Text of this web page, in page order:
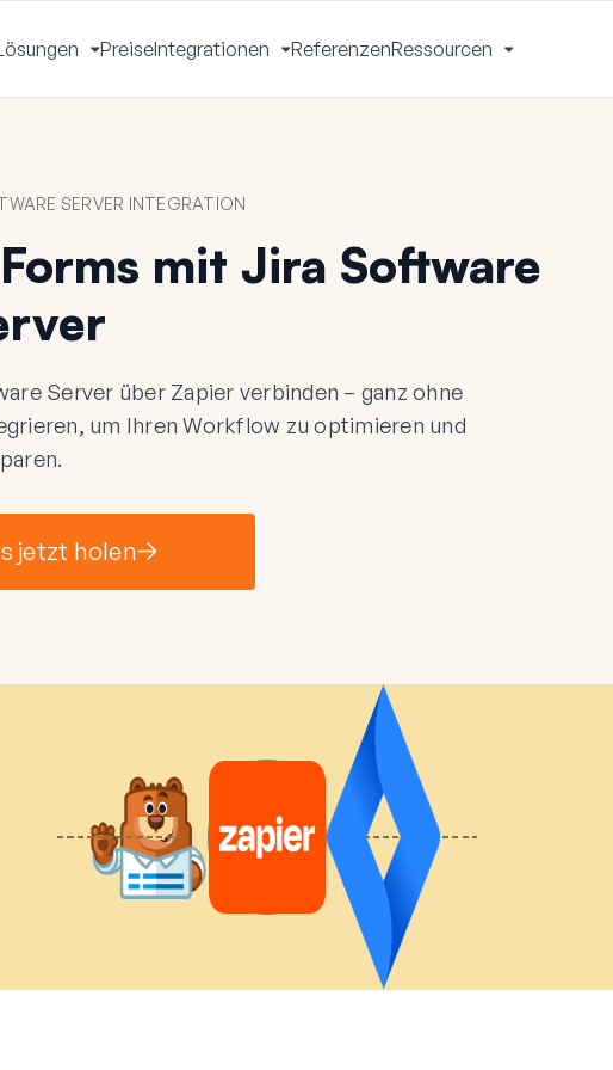
Menü
umschalten
PreiseIntegrationen
Menü
umschalten
ReferenzenRessourcen
umschalten
SERVER INTEGRATION
mit Jira Software
Server über Zapier verbinden – ganz ohne
um Ihren Workflow zu optimieren und
jetzt holen